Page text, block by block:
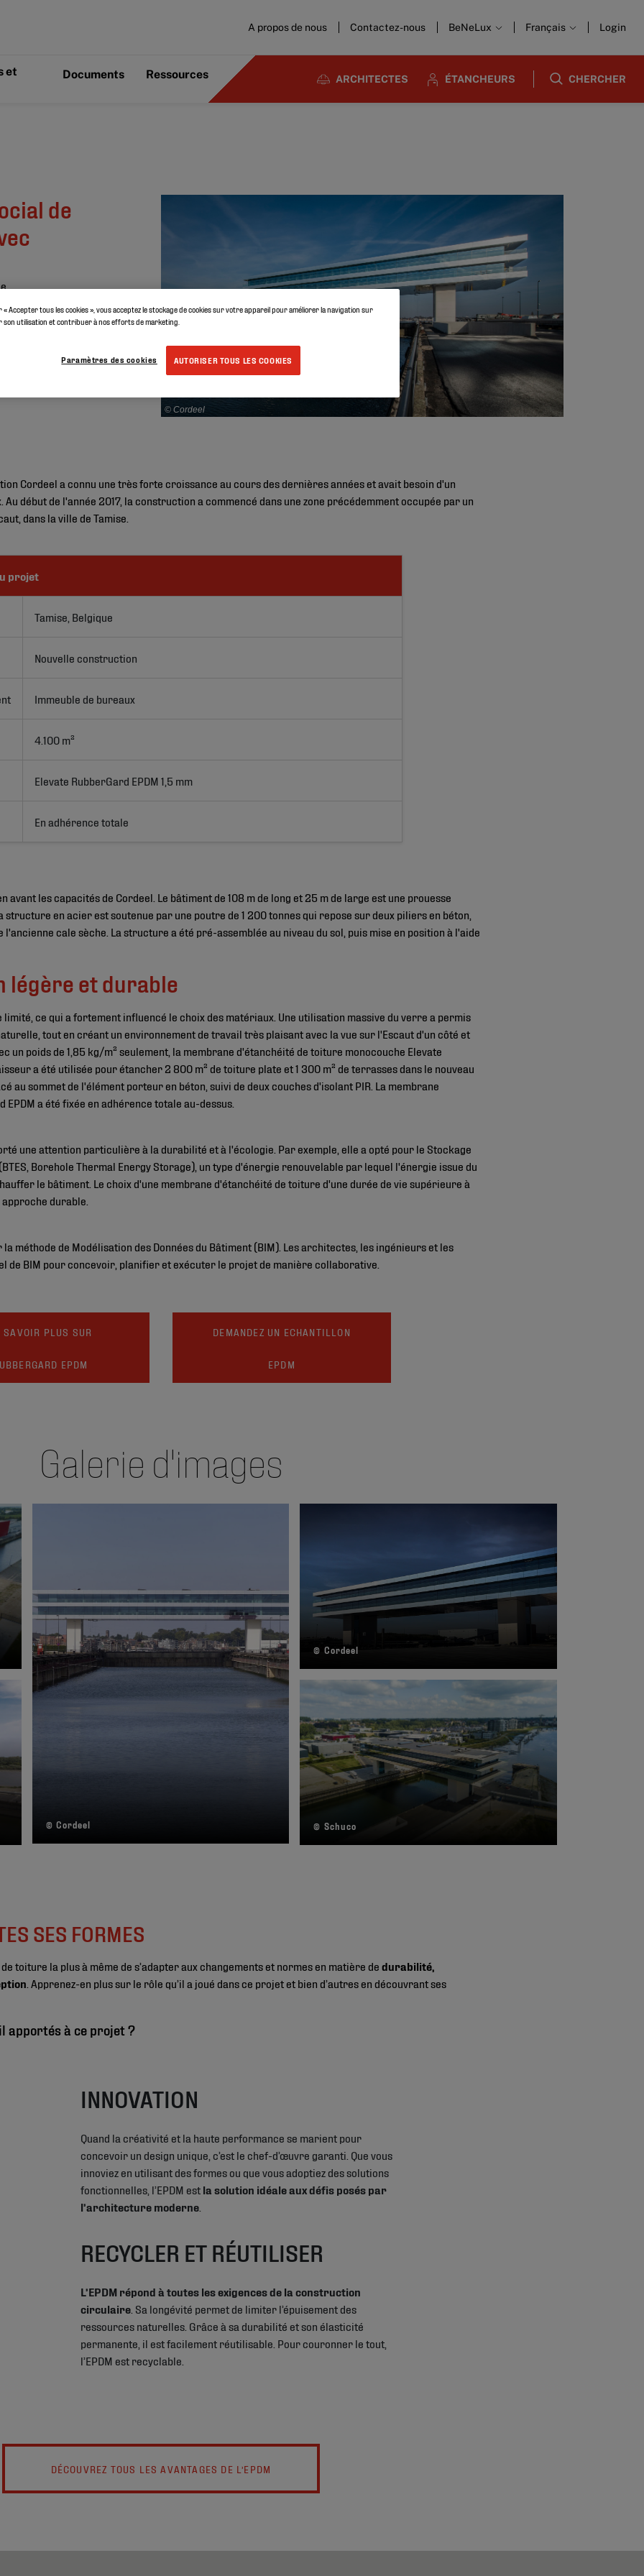
A propos de nous Contactez-nous BeNeLux Français Login
et Documents Ressources ARCHITECTES ÉTANCHEURS CHERCHER
de
© Cordeel
Cordeel a connu une très forte croissance au cours des dernières années et avait besoin d'un
début de l'année 2017, la construction a commencé dans une zone précédemment occupée par un
dans la ville de Tamise.
projet
Tamise, Belgique
Nouvelle construction
Immeuble de bureaux
4.100 m²
Elevate RubberGard EPDM 1,5 mm
En adhérence totale
avant les capacités de Cordeel. Le bâtiment de 108 m de long et 25 m de large est une prouesse
en acier est soutenue par une poutre de 1 200 tonnes qui repose sur deux piliers en béton,
cale sèche. La structure a été pré-assemblée au niveau du sol, puis mise en position à l'aide
légère et durable
limité, ce qui a fortement influencé le choix des matériaux. Une utilisation massive du verre a permis
tout en créant un environnement de travail très plaisant avec la vue sur l'Escaut d'un côté et
un poids de 1,85 kg/m² seulement, la membrane d'étanchéité de toiture monocouche Elevate
a été utilisée pour étancher 2 800 m² de toiture plate et 1 300 m² de terrasses dans le nouveau
au sommet de l'élément porteur en béton, suivi de deux couches d'isolant PIR. La membrane
a été fixée en adhérence totale au-dessus.
une attention particulière à la durabilité et à l'écologie. Par exemple, elle a opté pour le Stockage
Borehole Thermal Energy Storage), un type d'énergie renouvelable par lequel l'énergie issue du
le bâtiment. Le choix d'une membrane d'étanchéité de toiture d'une durée de vie supérieure à
durable.
méthode de Modélisation des Données du Bâtiment (BIM). Les architectes, les ingénieurs et les
de BIM pour concevoir, planifier et exécuter le projet de manière collaborative.
SAVOIR PLUS SUR
EPDM
DEMANDEZ UN ECHANTILLON
EPDM
Galerie d'images
© Cordeel
© Cordeel
© Schuco
SES FORMES
de toiture la plus à même de s’adapter aux changements et normes en matière de durabilité,
. Apprenez-en plus sur le rôle qu’il a joué dans ce projet et bien d’autres en découvrant ses
apportés à ce projet ?
INNOVATION
Quand la créativité et la haute performance se marient pour
concevoir un design unique, c’est le chef-d’œuvre garanti. Que vous
innoviez en utilisant des formes ou que vous adoptiez des solutions
fonctionnelles, l’EPDM est la solution idéale aux défis posés par
l’architecture moderne
RECYCLER ET RÉUTILISER
L’EPDM répond à toutes les exigences de la construction
circulaire . Sa longévité permet de limiter l’épuisement des
ressources naturelles. Grâce à sa durabilité et son élasticité
permanente, il est facilement réutilisable. Pour couronner le tout,
l’EPDM est recyclable.
DÉCOUVREZ TOUS LES AVANTAGES DE L’EPDM
« Accepter tous les cookies », vous acceptez le stockage de cookies sur votre appareil pour améliorer la navigation sur
son utilisation et contribuer à nos efforts de marketing.
AUTORISER TOUS LES COOKIES
Paramètres des cookies